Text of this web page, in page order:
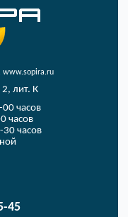
www.sopira.ru
лит. К
часов
часов
часов
45